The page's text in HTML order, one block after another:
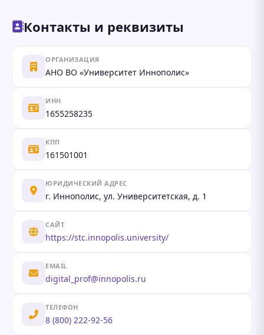
Контакты и реквизиты
ОРГАНИЗАЦИЯ
АНО ВО «Университет Иннополис»
ИНН
1655258235
КПП
161501001
ЮРИДИЧЕСКИЙ АДРЕС
г. Иннополис, ул. Университетская, д. 1
САЙТ
https://stc.innopolis.university/
EMAIL
digital_prof@innopolis.ru
ТЕЛЕФОН
8 (800) 222-92-56